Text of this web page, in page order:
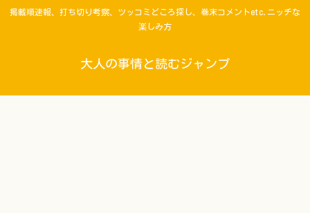
掲載順速報、打ち切り考察、ツッコミどころ探し、巻末コメントetc.ニッチな
楽しみ方
大人の事情と読むジャンプ